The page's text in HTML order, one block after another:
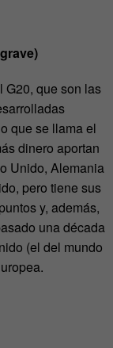
G20, que son las
que se llama el
dinero aportan
Unido, Alemania
pero tiene sus
y, además,
una década
(el del mundo